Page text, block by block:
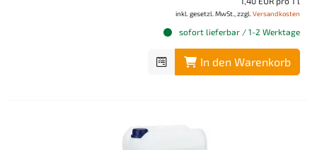
inkl. gesetzl. MwSt., zzgl. Versandkosten
sofort lieferbar / 1-2 Werktage
In den Warenkorb